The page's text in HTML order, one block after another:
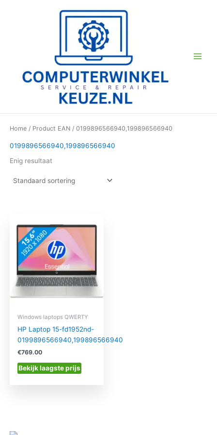
Home / Product EAN / 0199896566940,199896566940
0199896566940,199896566940
Enig resultaat
Windows laptops QWERTY
HP Laptop 15-fd1952nd-
0199896566940,199896566940
€769.00
Bekijk laagste prijs